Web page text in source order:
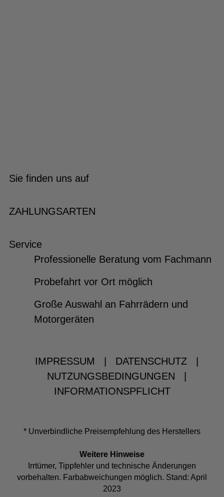
Sie finden uns auf
ZAHLUNGSARTEN
Service
Professionelle Beratung vom Fachmann
Probefahrt vor Ort möglich
Große Auswahl an Fahrrädern und
Motorgeräten
IMPRESSUM DATENSCHUTZ
NUTZUNGSBEDINGUNGEN
INFORMATIONSPFLICHT
* Unverbindliche Preisempfehlung des Herstellers
Weitere Hinweise
Irrtümer, Tippfehler und technische Änderungen
vorbehalten. Farbabweichungen möglich. Stand: April
2023